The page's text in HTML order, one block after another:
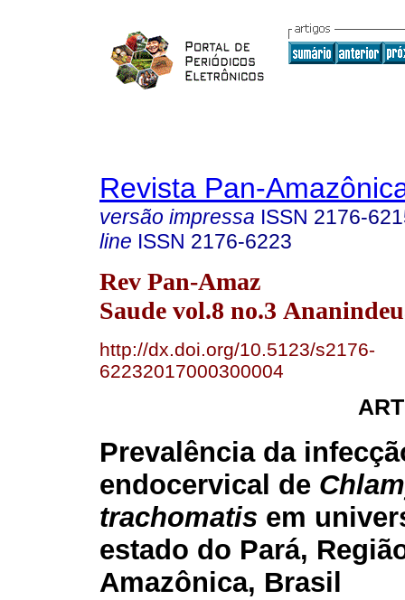
Revista Pan-
versão impressa ISSN 2176-
line ISSN 2176-6223
Rev Pan-Amaz
Saude vol.8 no.3
http://dx.doi.org/10.5123/s2176-
62232017000300004
Prevalência da
endocervical de
trachomatis em
estado do Pará,
Amazônica, Brasil